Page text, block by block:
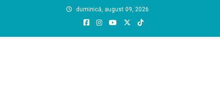
duminică, august 09, 2026